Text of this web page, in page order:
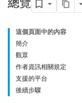
總覽
這個頁面中的內容
簡介
觀眾
作者資訊相關規定
支援的平台
後續步驟